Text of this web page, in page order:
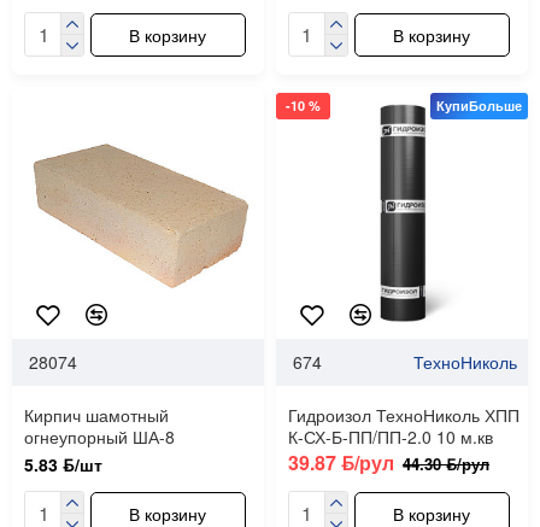
В корзину В корзину
28074
Кирпич шамотный
огнеупорный ША-8
5.83 ƃ/шт
В корзину
КупиБольше
-10 %
674 ТехноНиколь
Гидроизол ТехноНиколь ХПП
К-СХ-Б-ПП/ПП-2.0 10 м.кв
39.87 ƃ/рул 44.30 ƃ/рул
В корзину